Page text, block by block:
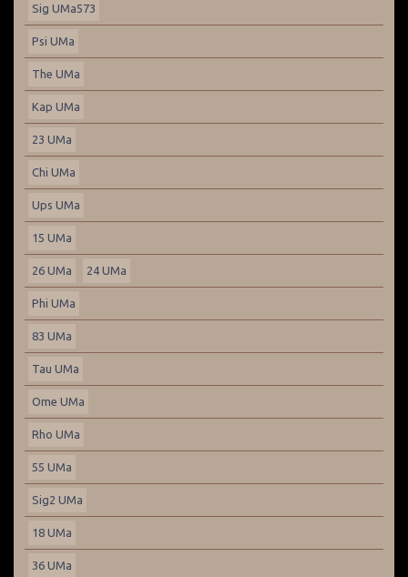
Sig UMa573
Psi UMa
The UMa
Kap UMa
23 UMa
Chi UMa
Ups UMa
15 UMa
26 UMa 24 UMa
Phi UMa
83 UMa
Tau UMa
Ome UMa
Rho UMa
55 UMa
Sig2 UMa
18 UMa
36 UMa